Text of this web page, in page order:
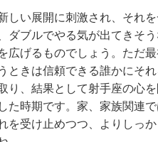
しい展開に刺激され、それ
ダブルでやる気が出てきそ
広げるものでしょう。ただ
ときは信頼できる誰かにそ
り、結果として射手座の心
た時期です。家、家族関連
を受け止めつつ、よりしっ